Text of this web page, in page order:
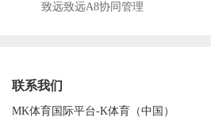
致远致远A8协同管理
联系我们
MK体育国际平台-K体育（中国）